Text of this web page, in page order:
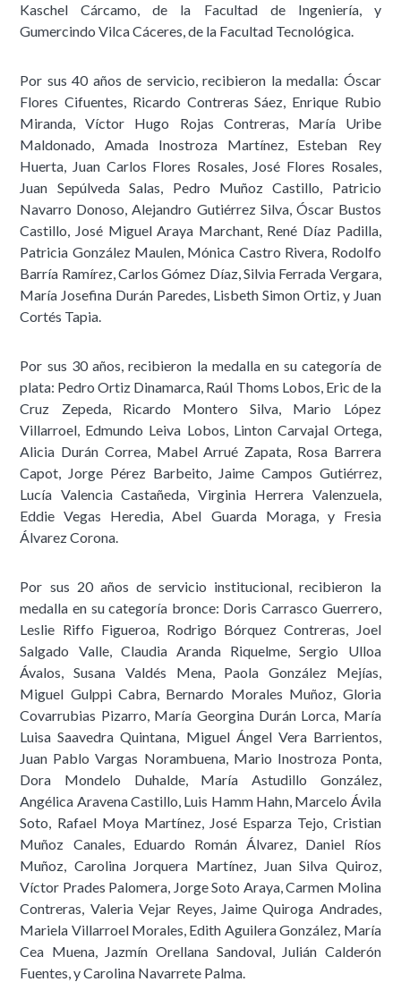
Kaschel Cárcamo, de la Facultad de Ingeniería, y
Gumercindo Vilca Cáceres, de la Facultad Tecnológica.
Por sus 40 años de servicio, recibieron la medalla: Óscar
Flores Cifuentes, Ricardo Contreras Sáez, Enrique Rubio
Miranda, Víctor Hugo Rojas Contreras, María Uribe
Maldonado, Amada Inostroza Martínez, Esteban Rey
Huerta, Juan Carlos Flores Rosales, José Flores Rosales,
Juan Sepúlveda Salas, Pedro Muñoz Castillo, Patricio
Navarro Donoso, Alejandro Gutiérrez Silva, Óscar Bustos
Castillo, José Miguel Araya Marchant, René Díaz Padilla,
Patricia González Maulen, Mónica Castro Rivera, Rodolfo
Barría Ramírez, Carlos Gómez Díaz, Silvia Ferrada Vergara,
María Josefina Durán Paredes, Lisbeth Simon Ortiz, y Juan
Cortés Tapia.
Por sus 30 años, recibieron la medalla en su categoría de
plata: Pedro Ortiz Dinamarca, Raúl Thoms Lobos, Eric de la
Cruz Zepeda, Ricardo Montero Silva, Mario López
Villarroel, Edmundo Leiva Lobos, Linton Carvajal Ortega,
Alicia Durán Correa, Mabel Arrué Zapata, Rosa Barrera
Capot, Jorge Pérez Barbeito, Jaime Campos Gutiérrez,
Lucía Valencia Castañeda, Virginia Herrera Valenzuela,
Eddie Vegas Heredia, Abel Guarda Moraga, y Fresia
Álvarez Corona.
Por sus 20 años de servicio institucional, recibieron la
medalla en su categoría bronce: Doris Carrasco Guerrero,
Leslie Riffo Figueroa, Rodrigo Bórquez Contreras, Joel
Salgado Valle, Claudia Aranda Riquelme, Sergio Ulloa
Ávalos, Susana Valdés Mena, Paola González Mejías,
Miguel Gulppi Cabra, Bernardo Morales Muñoz, Gloria
Covarrubias Pizarro, María Georgina Durán Lorca, María
Luisa Saavedra Quintana, Miguel Ángel Vera Barrientos,
Juan Pablo Vargas Norambuena, Mario Inostroza Ponta,
Dora Mondelo Duhalde, María Astudillo González,
Angélica Aravena Castillo, Luis Hamm Hahn, Marcelo Ávila
Soto, Rafael Moya Martínez, José Esparza Tejo, Cristian
Muñoz Canales, Eduardo Román Álvarez, Daniel Ríos
Muñoz, Carolina Jorquera Martínez, Juan Silva Quiroz,
Víctor Prades Palomera, Jorge Soto Araya, Carmen Molina
Contreras, Valeria Vejar Reyes, Jaime Quiroga Andrades,
Mariela Villarroel Morales, Edith Aguilera González, María
Cea Muena, Jazmín Orellana Sandoval, Julián Calderón
Fuentes, y Carolina Navarrete Palma.